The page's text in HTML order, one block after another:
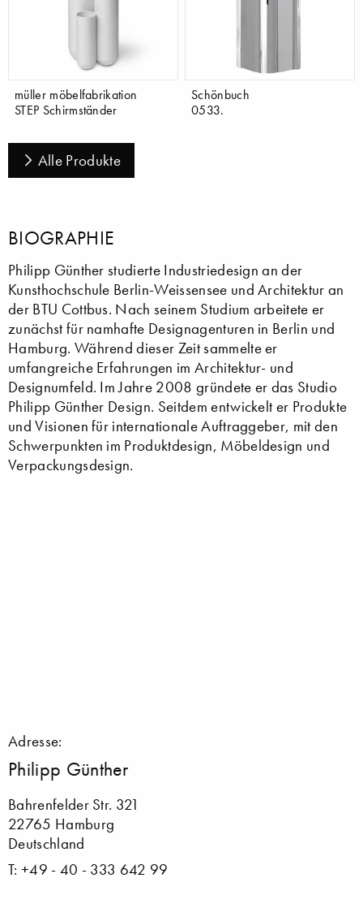
müller möbelfabrikation
STEP Schirmständer
Schönbuch
0533.
Alle Produkte
BIOGRAPHIE
Philipp Günther studierte Industriedesign an der
Kunsthochschule Berlin-Weissensee und Architektur an
der BTU Cottbus. Nach seinem Studium arbeitete er
zunächst für namhafte Designagenturen in Berlin und
Hamburg. Während dieser Zeit sammelte er
umfangreiche Erfahrungen im Architektur- und
Designumfeld. Im Jahre 2008 gründete er das Studio
Philipp Günther Design. Seitdem entwickelt er Produkte
und Visionen für internationale Auftraggeber, mit den
Schwerpunkten im Produktdesign, Möbeldesign und
Verpackungs­design.
Adresse:
Philipp Günther
Bahrenfelder Str. 321
22765 Hamburg
Deutschland
T: +49 - 40 - 333 642 99